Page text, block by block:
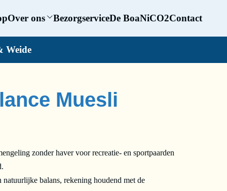
Over ons BezorgserviceDe BoaNiCO2Contact
Weide
Muesli
zonder haver voor recreatie- en sportpaarden
balans, rekening houdend met de